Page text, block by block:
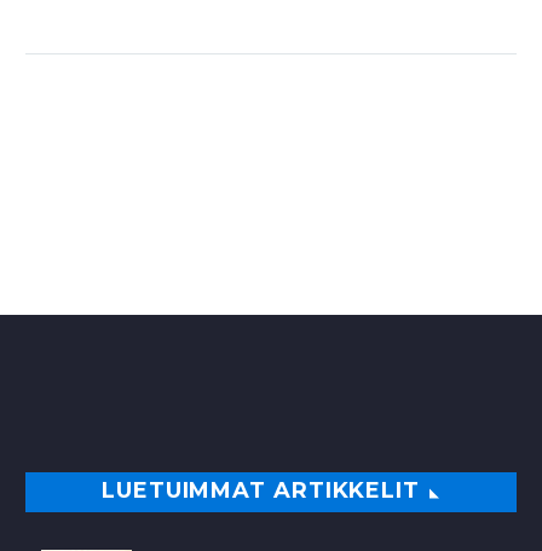
LUETUIMMAT ARTIKKELIT